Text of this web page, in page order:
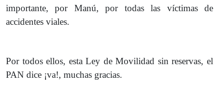
importante, por Manú, por todas las víctimas de
accidentes viales.
Por todos ellos, esta Ley de Movilidad sin reservas, el
PAN dice ¡va!, muchas gracias.